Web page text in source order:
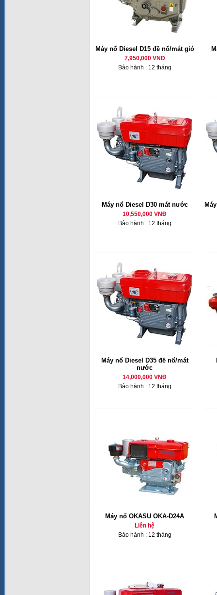
Máy nổ Diesel D15 đề nổ/mát gió
7,950,000 VNĐ
Bảo hành : 12 tháng
Máy nổ Diesel D30 mát nước
10,550,000 VNĐ
Bảo hành : 12 tháng
Máy nổ Diesel D35 đề nổ/mát
nước
14,000,000 VNĐ
Bảo hành : 12 tháng
Máy nổ OKASU OKA-D24A
Liên hệ
Bảo hành : 12 tháng